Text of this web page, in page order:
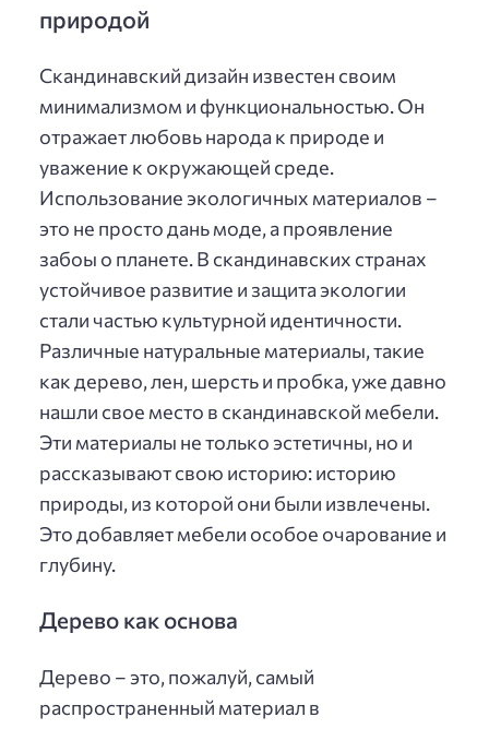
природой
Скандинавский дизайн известен своим
минимализмом и функциональностью. Он
отражает любовь народа к природе и
уважение к окружающей среде.
Использование экологичных материалов –
это не просто дань моде, а проявление
забоы о планете. В скандинавских странах
устойчивое развитие и защита экологии
стали частью культурной идентичности.
Различные натуральные материалы, такие
как дерево, лен, шерсть и пробка, уже давно
нашли свое место в скандинавской мебели.
Эти материалы не только эстетичны, но и
рассказывают свою историю: историю
природы, из которой они были извлечены.
Это добавляет мебели особое очарование и
глубину.
Дерево как основа
Дерево – это, пожалуй, самый
распространенный материал в